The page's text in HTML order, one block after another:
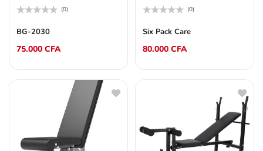
0
5
(0)
BG-2030
75.000 CFA
0
5
(0)
Six Pack Care
80.000 CFA